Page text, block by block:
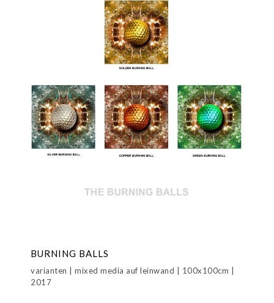
BURNING BALLS
varianten | mixed media auf leinwand | 100x100cm |
2017